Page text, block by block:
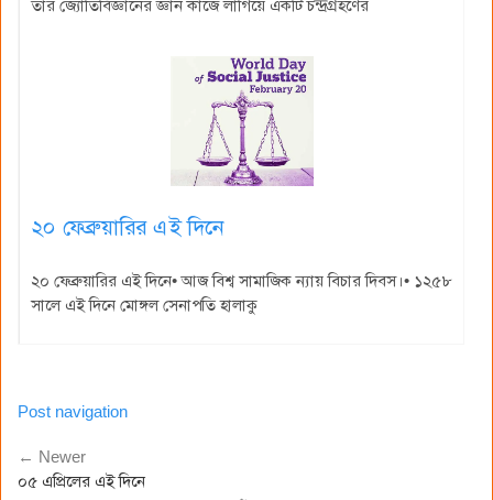
তার জ্যোতির্বিজ্ঞানের জ্ঞান কাজে লাগিয়ে একটি চন্দ্রগ্রহণের
২০ ফেব্রুয়ারির এই দিনে
২০ ফেব্রুয়ারির এই দিনে• আজ বিশ্ব সামাজিক ন্যায় বিচার দিবস।• ১২৫৮
সালে এই দিনে মোঙ্গল সেনাপতি হালাকু
Post navigation
← Newer
০৫ এপ্রিলের এই দিনে